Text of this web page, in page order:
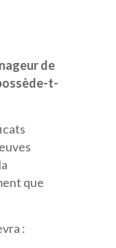
de
t-
que
: